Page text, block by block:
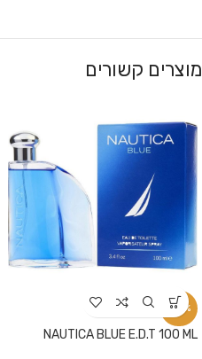
מוצרים קשורים
-42%
NAUTICA BLUE E.D.T 100 ML